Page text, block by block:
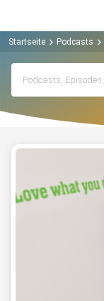
Startseite Podcasts